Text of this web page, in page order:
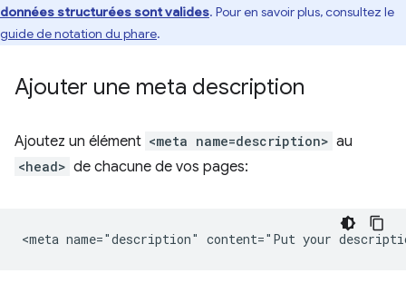
données structurées sont valides. Pour en savoir plus, consultez le
guide de notation du phare.
Ajouter une meta description
Ajoutez un élément <meta name=description> au
<head> de chacune de vos pages: